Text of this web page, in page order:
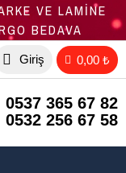
VE LAMİNE
BEDAVA
Giriş 0,00 ₺
0537 365 67 82
0532 256 67 58